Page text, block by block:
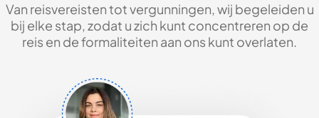
Van reisvereisten tot vergunningen, wij begeleiden u
bij elke stap, zodat u zich kunt concentreren op de
reis en de formaliteiten aan ons kunt overlaten.